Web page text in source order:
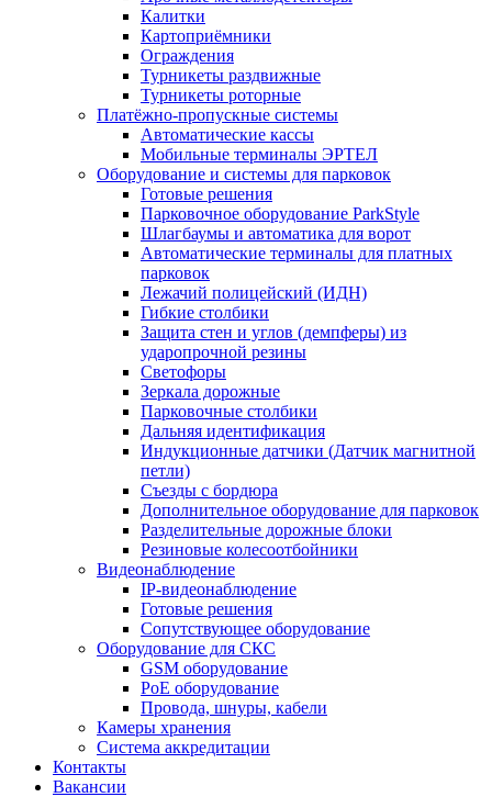
Калитки
Картоприёмники
Ограждения
Турникеты раздвижные
Турникеты роторные
Платёжно-пропускные системы
Автоматические кассы
Мобильные терминалы ЭРТЕЛ
Оборудование и системы для парковок
Готовые решения
Парковочное оборудование ParkStyle
Шлагбаумы и автоматика для ворот
Автоматические терминалы для платных
парковок
Лежачий полицейский (ИДН)
Гибкие столбики
Защита стен и углов (демпферы) из
ударопрочной резины
Светофоры
Зеркала дорожные
Парковочные столбики
Дальняя идентификация
Индукционные датчики (Датчик магнитной
петли)
Съезды с бордюра
Дополнительное оборудование для парковок
Разделительные дорожные блоки
Резиновые колесоотбойники
Видеонаблюдение
IP-видеонаблюдение
Готовые решения
Сопутствующее оборудование
Оборудование для СКС
GSM оборудование
PoE оборудование
Провода, шнуры, кабели
Камеры хранения
Система аккредитации
Контакты
Вакансии